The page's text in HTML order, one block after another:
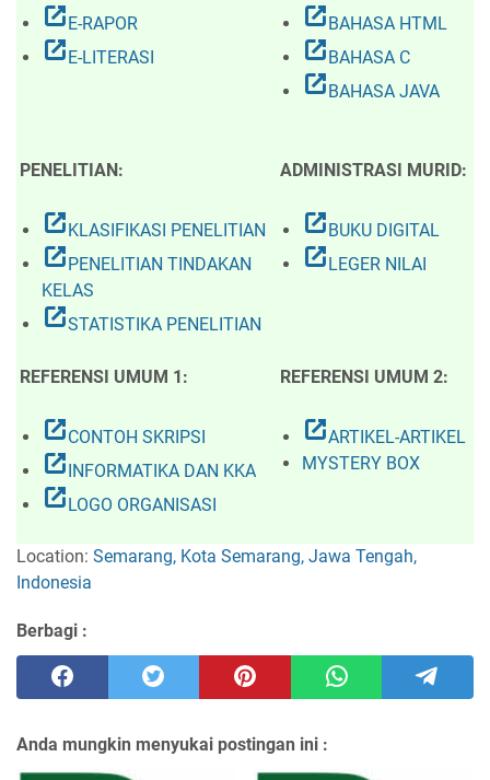
open_in_new E-RAPOR
open_in_new E-LITERASI
open_in_new BAHASA HTML
open_in_new BAHASA C
open_in_new BAHASA JAVA
PENELITIAN: ADMINISTRASI MURID:
open_in_new KLASIFIKASI PENELITIAN
open_in_new PENELITIAN TINDAKAN
KELAS
open_in_newSTATISTIKA PENELITIAN
open_in_new BUKU DIGITAL
open_in_new LEGER NILAI
REFERENSI UMUM 1: REFERENSI UMUM 2:
open_in_newCONTOH SKRIPSI
open_in_new INFORMATIKA DAN KKA
open_in_new LOGO ORGANISASI
open_in_newARTIKEL-ARTIKEL
MYSTERY BOX
Location: Semarang, Kota Semarang, Jawa Tengah,
Indonesia
Berbagi :
Anda mungkin menyukai postingan ini :